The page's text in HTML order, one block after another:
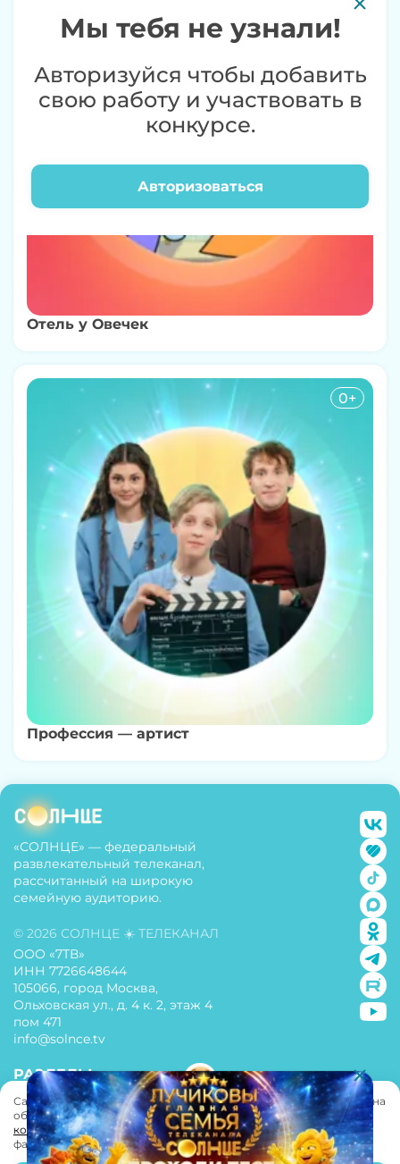
Мы тебя не узнали!
Авторизуйся чтобы добавить
свою работу и участвовать в
конкурсе.
Авторизоваться
Отель у Овечек
0+
Профессия — артист
«СОЛНЦЕ» — федеральный
развлекательный телеканал,
рассчитанный на широкую
семейную аудиторию.
© 2026 СОЛНЦЕ ☀️ ТЕЛЕКАНАЛ
ООО «7ТВ»
ИНН 7726648644
105066, город Москва,
Ольховская ул., д. 4 к. 2, этаж 4
пом 471
info@solnce.tv
РАЗДЕЛЫ
О телеканале
Политика конфиденциальности
Сайт использует cookie. Нажимая «Принять» вы даетесогласиена
обработку персональных данных согласно«Политике
конфиденциальности». Вы можете запретить обработку cookie-
файлов в настройках своего браузера.